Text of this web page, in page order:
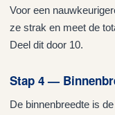
Voor een
ze strak en meet de
Deel dit door 10.
Stap 4 —
De binnenbreedte is